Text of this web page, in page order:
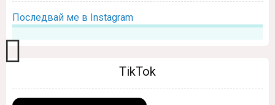
Последвай ме в Instagram
TikTok